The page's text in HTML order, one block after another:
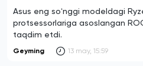
Asus eng soʻnggi modeldagi
protsessorlariga asoslangan
taqdim etdi.
Geyming 13 may, 15:59